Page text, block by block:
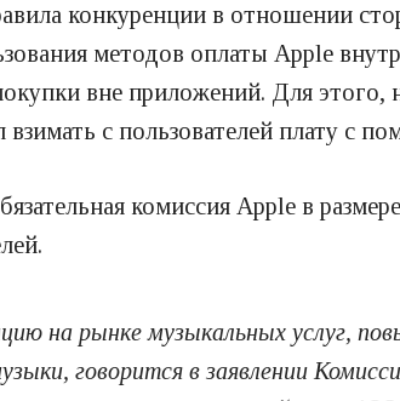
конкуренции в отношении
методов оплаты Apple
вне приложений. Для этого,
взимать с пользователей плату с
комиссия Apple в
на рынке музыкальных услуг,
говорится в заявлении